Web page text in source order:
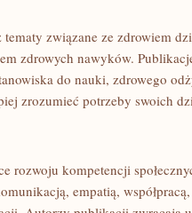
związane ze zdrowiem
zdrowych nawyków.
do nauki, zdrowego
zrozumieć potrzeby swoich
rozwoju kompetencji
empatią, współpracą,